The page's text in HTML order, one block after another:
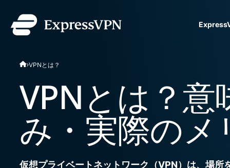
します。
VPNとは？
VPNとは？意
み・実際のメ
仮想プライベートネットワーク（VPN）は、場所